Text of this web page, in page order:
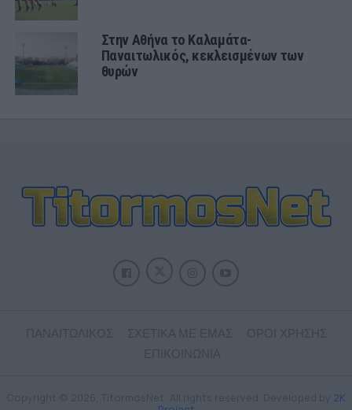
Στην Αθήνα το Καλαμάτα-
Παναιτωλικός, κεκλεισμένων των
θυρών
2K